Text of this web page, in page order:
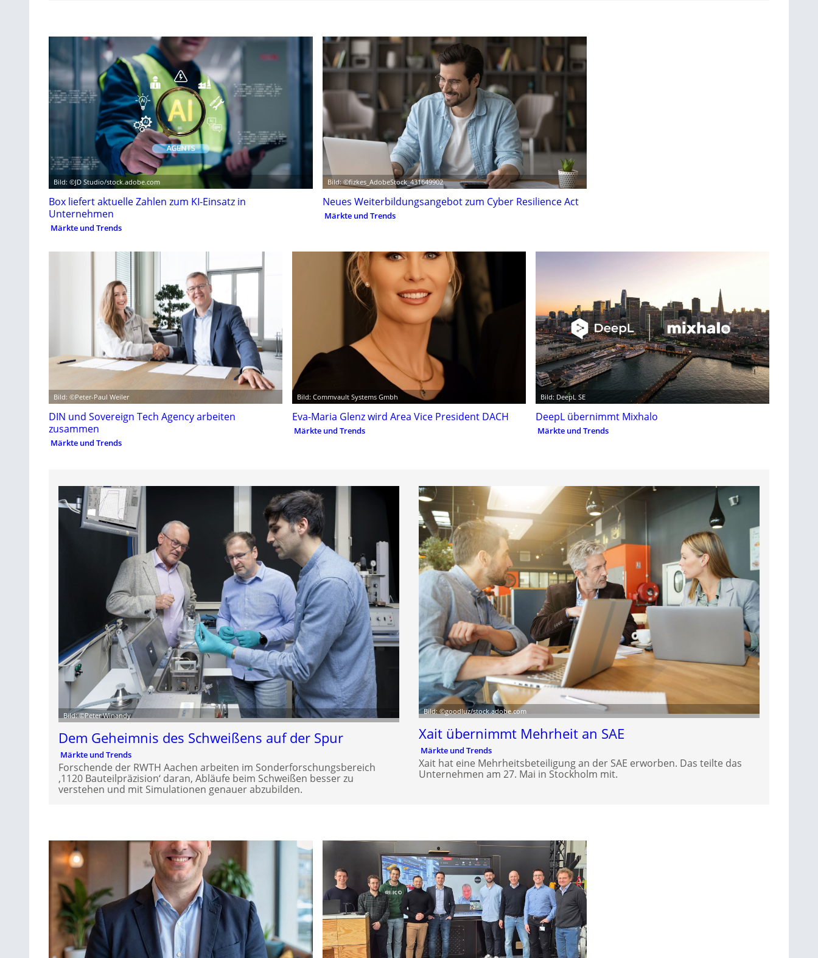
Bild: ©JD Studio/stock.adobe.com
Box liefert aktuelle Zahlen zum KI-Einsatz in
Unternehmen
Märkte und Trends
Bild: ©fizkes_AdobeStock_431649902
Neues Weiterbildungsangebot zum Cyber Resilience Act
Märkte und Trends
Bild: ©Peter-Paul Weiler
DIN und Sovereign Tech Agency arbeiten
zusammen
Märkte und Trends
Bild: Commvault Systems Gmbh
Eva-Maria Glenz wird Area Vice President DACH
Märkte und Trends
Bild: DeepL SE
DeepL übernimmt Mixhalo
Märkte und Trends
Bild: ©Peter Winandy
Dem Geheimnis des Schweißens auf der Spur
Märkte und Trends
Forschende der RWTH Aachen arbeiten im Sonderforschungsbereich
‚1120 Bauteilpräzision‘ daran, Abläufe beim Schweißen besser zu
verstehen und mit Simulationen genauer abzubilden.
Bild: ©goodluz/stock.adobe.com
Xait übernimmt Mehrheit an SAE
Märkte und Trends
Xait hat eine Mehrheitsbeteiligung an der SAE erworben. Das teilte das
Unternehmen am 27. Mai in Stockholm mit.